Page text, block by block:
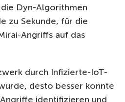
Dyn-Algorithmen
zu Sekunde, für die
Angriffs auf das
durch Infizierte-IoT-
desto besser konnte
identifizieren und